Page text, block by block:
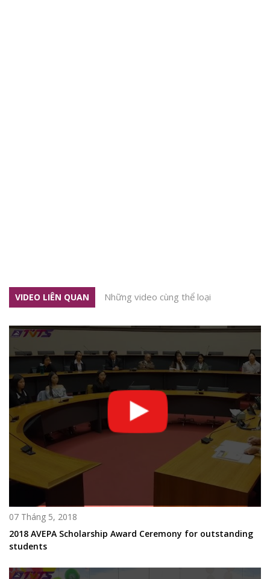
VIDEO LIÊN QUAN Những video cùng thể loại
07 Tháng 5, 2018
2018 AVEPA Scholarship Award Ceremony for outstanding
students